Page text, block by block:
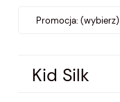
Promocja: (wybierz)
Kid Silk